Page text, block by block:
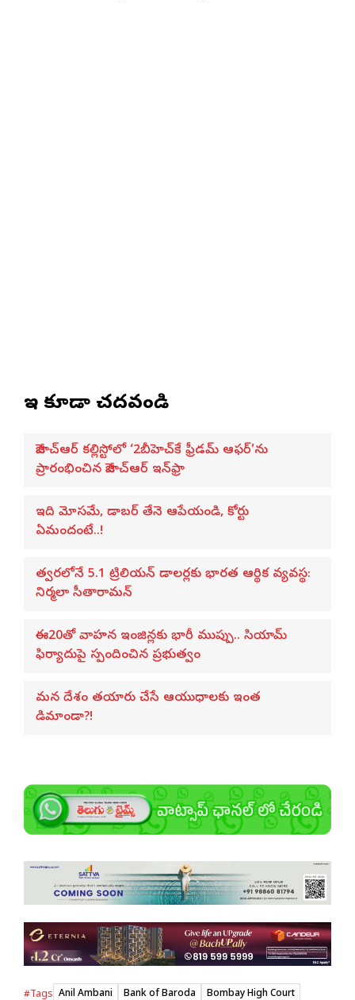
ఇవి కూడా చదవండి
జీహెచ్ఆర్ కల్లిస్టోలో ‘2బీహెచ్‌కే ఫ్రీడమ్ ఆఫర్’ను
ప్రారంభించిన జీహెచ్ఆర్ ఇన్‌ఫ్రా
ఇది మోసమే, డాబర్‌ తేనె ఆపేయండి, కోర్టు
ఏమందంటే..!
త్వరలోనే 5.1 ట్రిలియన్ డాలర్లకు భారత ఆర్థిక వ్యవస్థ:
నిర్మలా సీతారామన్
ఈ20తో వాహన ఇంజిన్లకు భారీ ముప్పు.. సియామ్
ఫిర్యాదుపై స్పందించిన ప్రభుత్వం
మన దేశం తయారు చేసే ఆయుధాలకు ఇంత
డిమాండా?!
#Tags Anil Ambani Bank of Baroda Bombay High Court